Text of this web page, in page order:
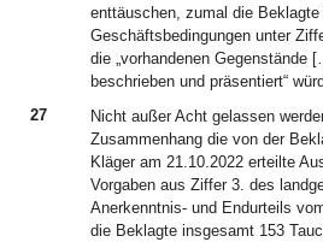
enttäuschen, zumal die
Geschäftsbedingungen unter
die „vorhandenen Gegenstände
beschrieben und präsentiert“
27
Nicht außer Acht gelassen
Zusammenhang die von der
Kläger am 21.10.2022 erteilte
Vorgaben aus Ziffer 3. des
Anerkenntnis- und Endurteils
die Beklagte insgesamt 153